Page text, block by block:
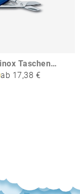
Victorinox Taschenmesser Classic SD Colors
ab 17,38 €